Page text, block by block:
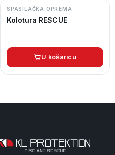
SPASILAČKA OPREMA
Kolotura RESCUE
U košaricu